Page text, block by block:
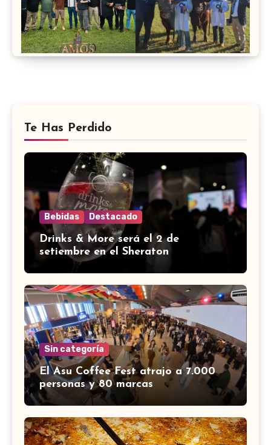
Te Has Perdido
Bebidas Destacado
Drinks & More será el 2 de
setiembre en el Sheraton
Sin categoría
El Asu Coffee Fest atrajo a 7.000
personas y 80 marcas